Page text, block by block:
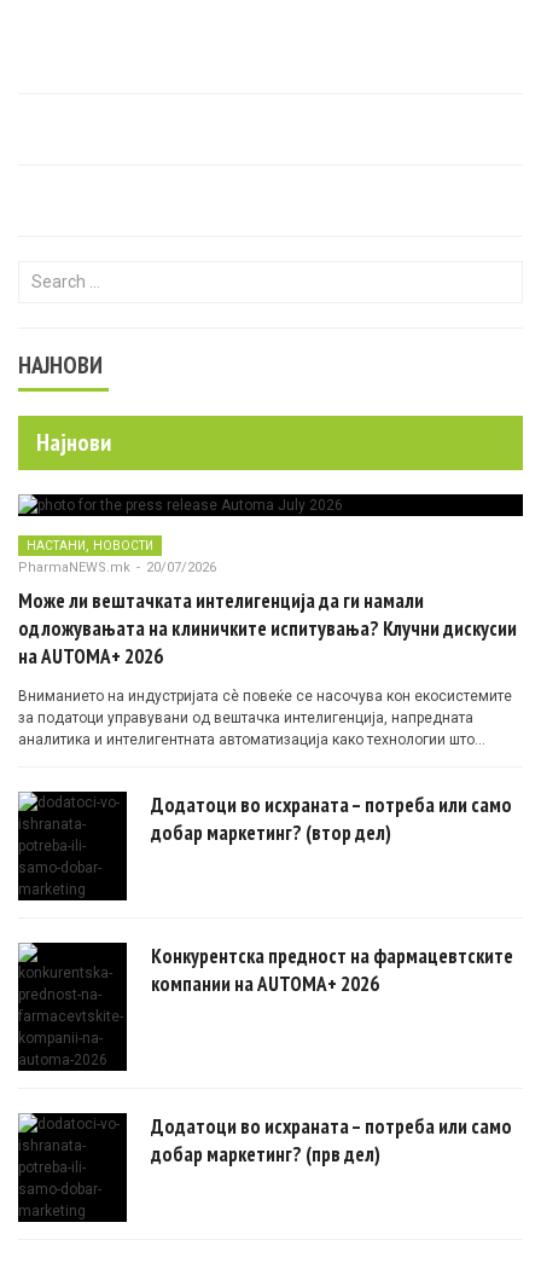
Search for:
НАЈНОВИ
Најнови
НАСТАНИ, НОВОСТИ
PharmaNEWS.mk - 20/07/2026
Може ли вештачката интелигенција да ги намали
одложувањата на клиничките испитувања? Клучни дискусии
на AUTOMA+ 2026
Вниманието на индустријата сè повеќе се насочува кон екосистемите
за податоци управувани од вештачка интелигенција, напредната
аналитика и интелигентната автоматизација како технологии што
Додатоци во исхраната – потреба или само
добар маркетинг? (втор дел)
Конкурентска предност на фармацевтските
компании на AUTOMA+ 2026
Додатоци во исхраната – потреба или само
добар маркетинг? (прв дел)